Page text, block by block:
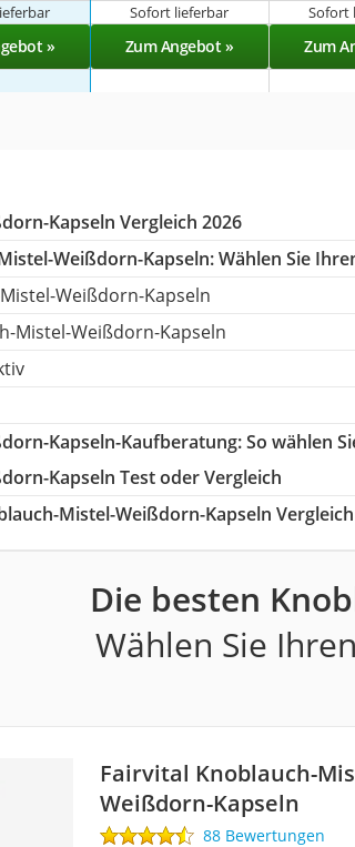
Sofort lieferbar Sofort
» Zum Angebot » Zum
Kapseln Vergleich 2026
Weißdorn-Kapseln:Wählen Sie
Weißdorn-Kapseln
Mistel-Weißdorn-Kapseln
Kapseln-Kaufberatung: So wählen
Kapseln Test oder Vergleich
Mistel-Weißdorn-Kapseln Vergleich
Die besten
Wählen Sie
Fairvital Knoblauch-
Weißdorn-Kapseln
88 Bewertungen